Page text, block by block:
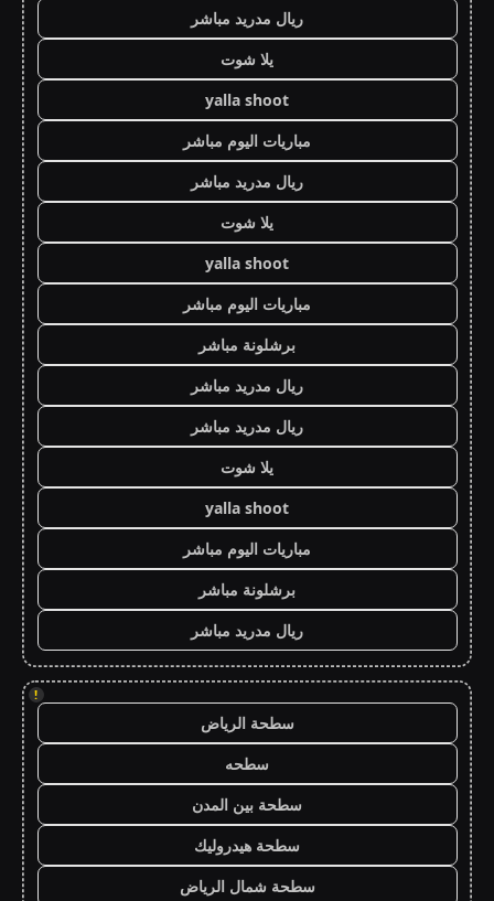
ريال مدريد مباشر
يلا شوت
yalla shoot
مباريات اليوم مباشر
ريال مدريد مباشر
يلا شوت
yalla shoot
مباريات اليوم مباشر
برشلونة مباشر
ريال مدريد مباشر
ريال مدريد مباشر
يلا شوت
yalla shoot
مباريات اليوم مباشر
برشلونة مباشر
ريال مدريد مباشر
!
سطحة الرياض
سطحه
سطحة بين المدن
سطحة هيدروليك
سطحة شمال الرياض